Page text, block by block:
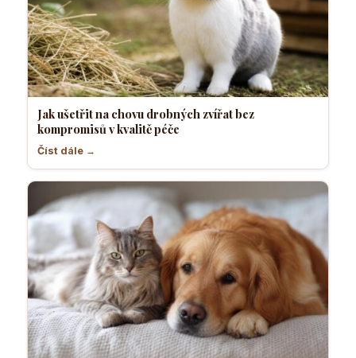
Jak ušetřit na chovu drobných zvířat bez
kompromisů v kvalitě péče
Číst dále →